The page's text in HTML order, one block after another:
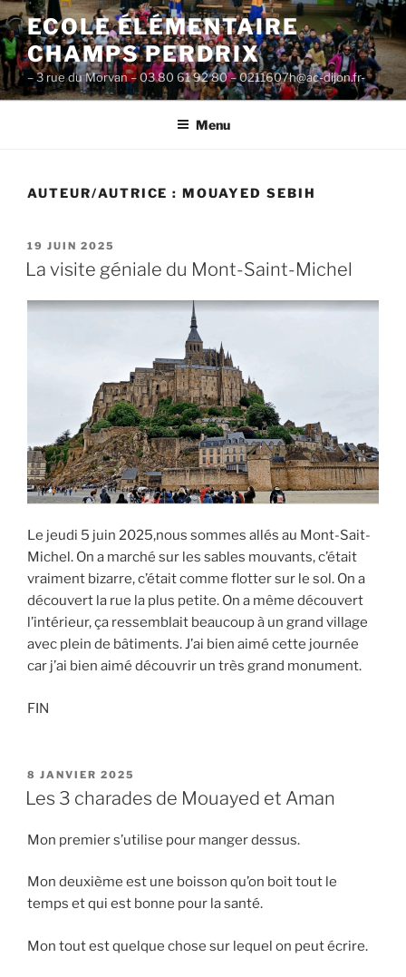
Aller
au
contenu
principal
ECOLE ÉLÉMENTAIRE
CHAMPS PERDRIX
– 3 rue du Morvan – 03 80 61 92 80 – 0211607h@ac-dijon.fr-
Menu
AUTEUR/AUTRICE :MOUAYED SEBIH
PUBLIÉ
LE
19 JUIN 2025
La visite géniale du Mont-Saint-Michel
Le jeudi 5 juin 2025,nous sommes allés au Mont-Sait-
Michel. On a marché sur les sables mouvants, c’était
vraiment bizarre, c’était comme flotter sur le sol. On a
découvert la rue la plus petite. On a même découvert
l’intérieur, ça ressemblait beaucoup à un grand village
avec plein de bâtiments. J’ai bien aimé cette journée
car j’ai bien aimé découvrir un très grand monument.
FIN
PUBLIÉ
LE
8 JANVIER 2025
Les 3 charades de Mouayed et Aman
Mon premier s’utilise pour manger dessus.
Mon deuxième est une boisson qu’on boit tout le
temps et qui est bonne pour la santé.
Mon tout est quelque chose sur lequel on peut écrire.